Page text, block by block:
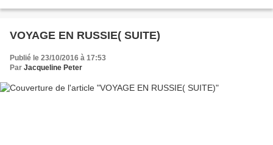
VOYAGE EN RUSSIE( SUITE)
Publié le 23/10/2016 à 17:53
Par Jacqueline Peter